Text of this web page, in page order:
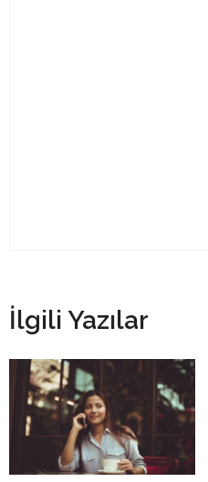
İlgili Yazılar